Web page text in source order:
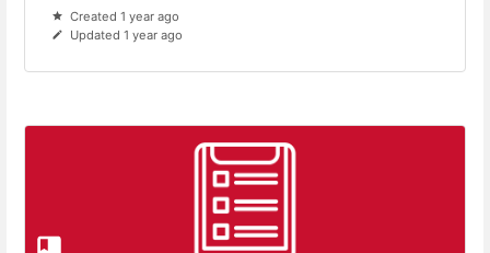
Created 1 year ago
Updated 1 year ago